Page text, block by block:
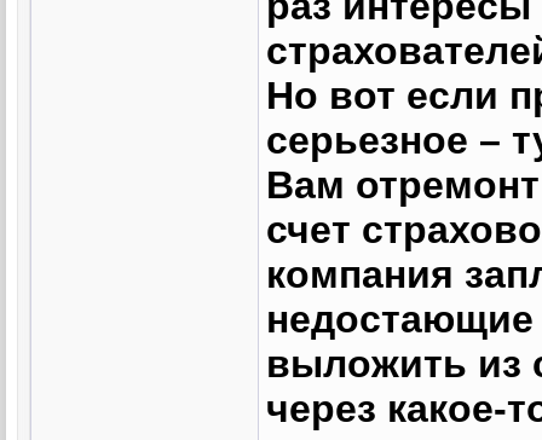
Но вот если
серьезное –
Вам
счет
компания
недостающие
выложить из
через какое-